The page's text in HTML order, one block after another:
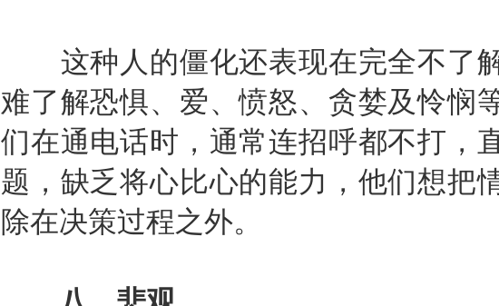
这种人的僵化还表现在完全不了
难了解恐惧、爱、愤怒、贪婪及怜悯
们在通电话时，通常连招呼都不打，
题，缺乏将心比心的能力，他们想把
除在决策过程之外。